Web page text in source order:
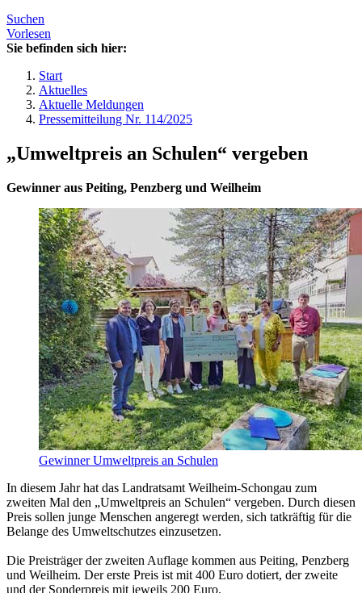
Suchen
Vorlesen
Sie befinden sich hier:
Start
Aktuelles
Aktuelle Meldungen
Pressemitteilung Nr. 114/2025
„Umweltpreis an Schulen“ vergeben
Gewinner aus Peiting, Penzberg und Weilheim
Gewinner Umweltpreis an Schulen
In diesem Jahr hat das Landratsamt Weilheim-Schongau zum
zweiten Mal den „Umweltpreis an Schulen“ vergeben. Durch diesen
Preis sollen junge Menschen angeregt werden, sich tatkräftig für die
Belange des Umweltschutzes einzusetzen.
Die Preisträger der zweiten Auflage kommen aus Peiting, Penzberg
und Weilheim. Der erste Preis ist mit 400 Euro dotiert, der zweite
und der Sonderpreis mit jeweils 200 Euro.